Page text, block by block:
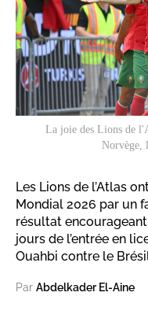
La joie des Lions de
Norvège,
Les Lions de l’Atlas
Mondial 2026 par un
résultat
jours de l’entrée en
Ouahbi contre le
Par Abdelkader El-Aine